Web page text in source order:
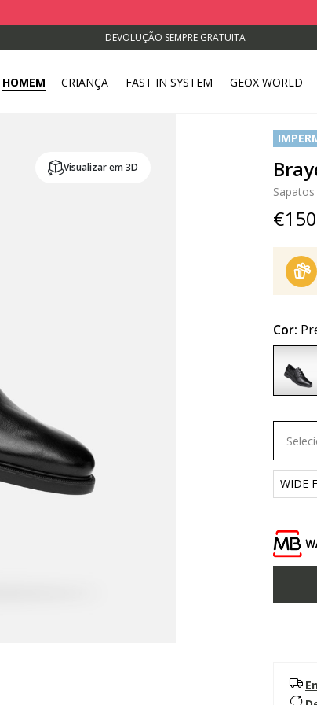
DEVOLUÇÃO SEMPRE GRATUITA
HOMEM CRIANÇA FAST IN SYSTEM GEOX WORLD
Visualizar em 3D
Cor:
WIDE